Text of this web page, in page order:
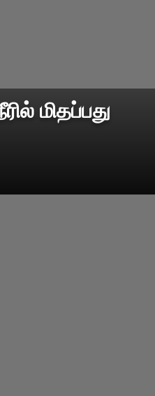
மிதப்பது